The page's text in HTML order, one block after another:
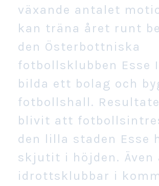
växande antalet
kan träna året runt
den Österbottniska
fotbollsklubben Esse
bilda ett bolag och
fotbollshall.
blivit att
den lilla staden Esse
skjutit i höjden. Även
idrottsklubbar i